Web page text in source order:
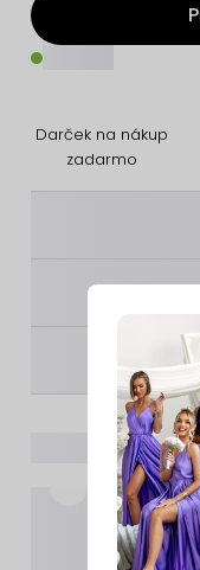
Darček na nákup
zadarmo
________